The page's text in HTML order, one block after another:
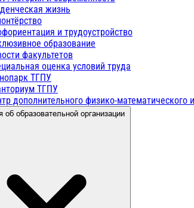
жизнь
и трудоустройство
образование
факультетов
оценка условий труда
ТГПУ
ТГПУ
дополнительного физико-математического
об образовательной организации